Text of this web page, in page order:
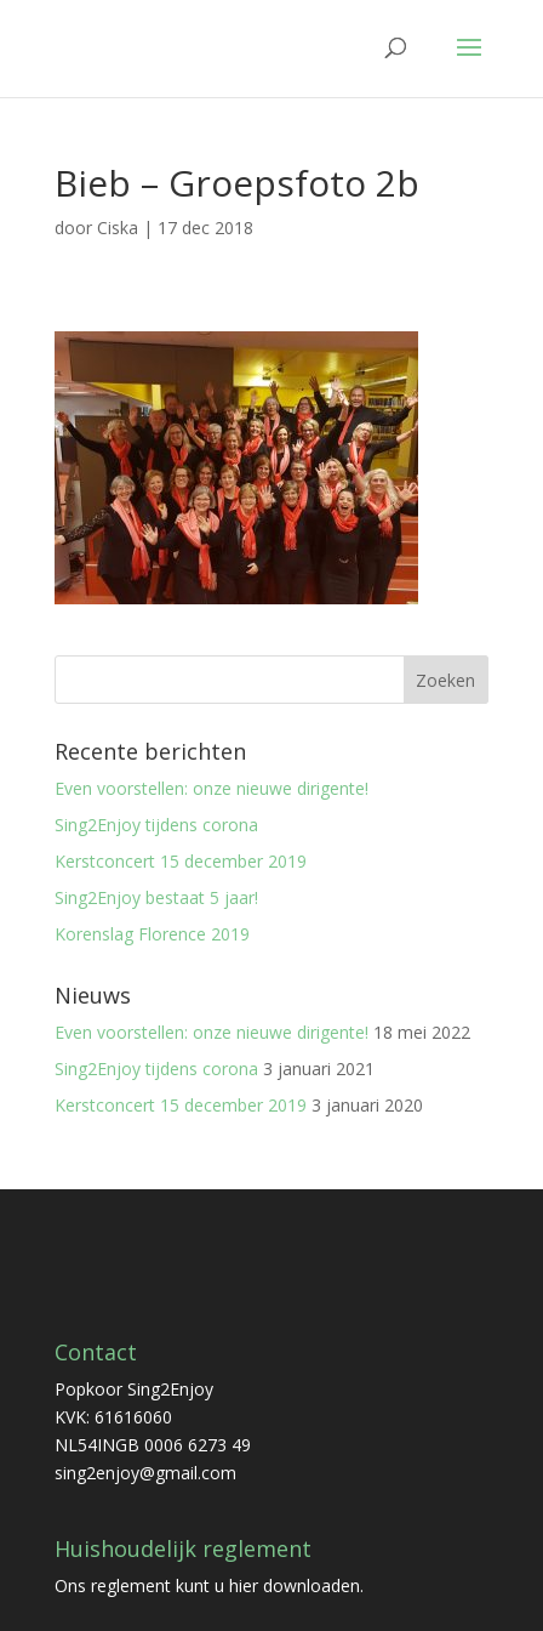
Bieb – Groepsfoto 2b
door Ciska | 17 dec 2018
Recente berichten
Even voorstellen: onze nieuwe dirigente!
Sing2Enjoy tijdens corona
Kerstconcert 15 december 2019
Sing2Enjoy bestaat 5 jaar!
Korenslag Florence 2019
Nieuws
Even voorstellen: onze nieuwe dirigente! 18 mei 2022
Sing2Enjoy tijdens corona 3 januari 2021
Kerstconcert 15 december 2019 3 januari 2020
Contact
Popkoor Sing2Enjoy
KVK: 61616060
NL54INGB 0006 6273 49
sing2enjoy@gmail.com
Huishoudelijk reglement
Ons reglement kunt u hierdownloaden.